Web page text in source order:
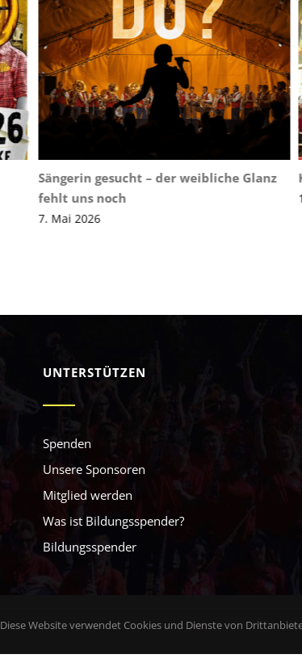
Sängerin gesucht – der weibliche Glanz
fehlt uns noch
7. Mai 2026
UNTERSTÜTZEN
Spenden
Unsere Sponsoren
Mitglied werden
Was ist Bildungsspender?
Bildungsspender
Diese Website verwendet Cookies und Dienste von